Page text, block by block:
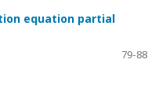
equation partial
79-88